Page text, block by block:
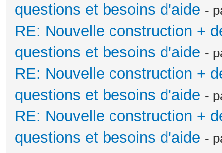
questions et besoins d'aide -
RE: Nouvelle construction +
questions et besoins d'aide -
RE: Nouvelle construction +
questions et besoins d'aide -
RE: Nouvelle construction +
questions et besoins d'aide -